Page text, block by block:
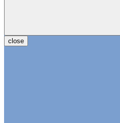
close